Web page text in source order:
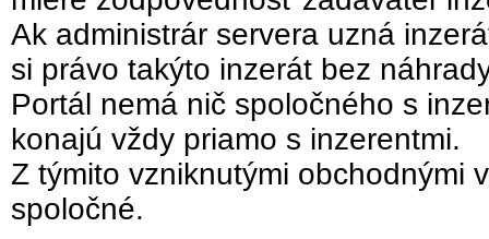
Ak administrár servera uzná
si právo takýto inzerát bez
Portál nemá nič spoločného s
konajú vždy priamo s inzerentmi.
Z týmito vzniknutými obchodnými
spoločné.